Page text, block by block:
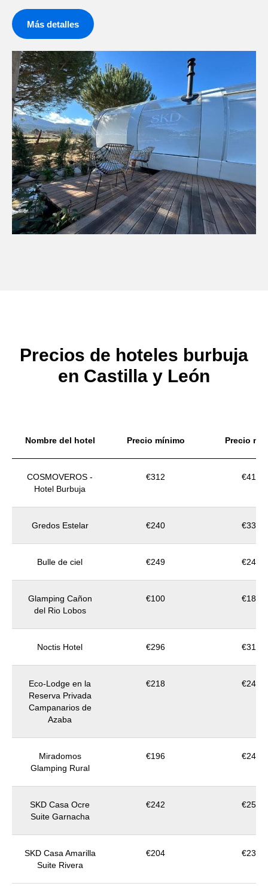
Más detalles
Precios de hoteles burbuja
en Castilla y León
Nombre del hotel Precio mínimo Precio
COSMOVEROS -
Hotel Burbuja
€312 €418
Gredos Estelar €240 €332
Bulle de ciel €249 €249
Glamping Cañon
del Rio Lobos
€100 €180
Noctis Hotel €296 €312
Eco-Lodge en la
Reserva Privada
Campanarios de
Azaba
€218 €242
Miradomos
Glamping Rural
€196 €249
SKD Casa Ocre
Suite Garnacha
€242 €251
SKD Casa Amarilla
Suite Rivera
€204 €233